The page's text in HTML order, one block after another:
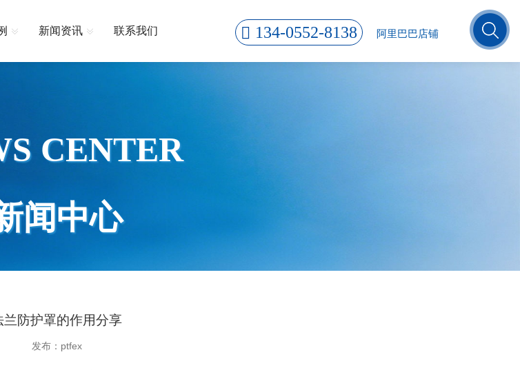
新闻资讯 联系我们 134-0552-8138 阿里巴巴店铺
CENTER
闻中心
兰防护罩的作用分享
发布：ptfex